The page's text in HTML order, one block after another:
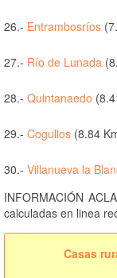
26.- Entrambosríos
27.- Río de Lunada
28.- Quintanaedo
29.- Cogullos (8.84
30.- Villanueva la
INFORMACIÓN
calculadas en linea
Casas